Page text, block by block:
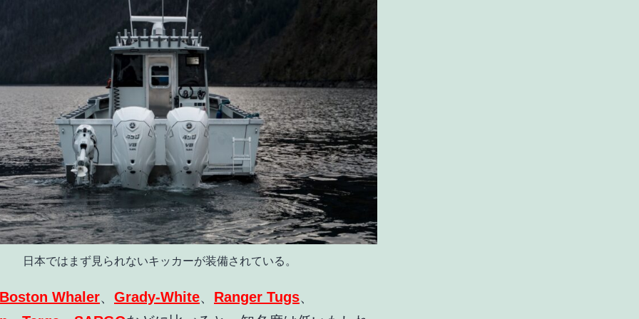
日本ではまず見られないキッカーが装備されている。
Boston Whaler、 Grady-White、 Ranger Tugs、